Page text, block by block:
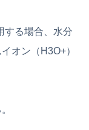
する場合、水分
オン（H3O+）